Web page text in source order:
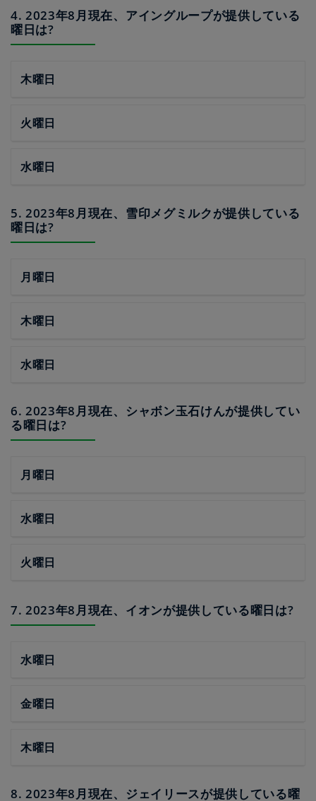
4. 2023年8月現在、アイングループが提供している
曜日は?
木曜日
火曜日
水曜日
5. 2023年8月現在、雪印メグミルクが提供している
曜日は?
月曜日
木曜日
水曜日
6. 2023年8月現在、シャボン玉石けんが提供してい
る曜日は?
月曜日
水曜日
火曜日
7. 2023年8月現在、イオンが提供している曜日は?
水曜日
金曜日
木曜日
8. 2023年8月現在、ジェイリースが提供している曜